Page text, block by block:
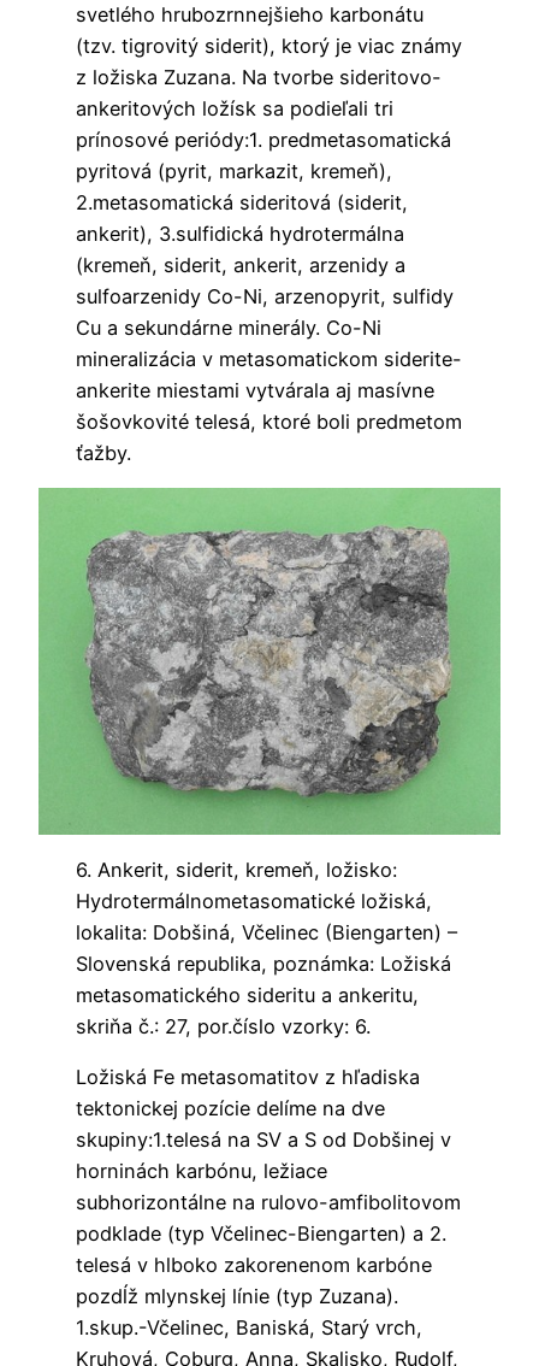
svetlého hrubozrnnejšieho karbonátu
(tzv. tigrovitý siderit), ktorý je viac známy
z ložiska Zuzana. Na tvorbe sideritovo-
ankeritových ložísk sa podieľali tri
prínosové periódy:1. predmetasomatická
pyritová (pyrit, markazit, kremeň),
2.metasomatická sideritová (siderit,
ankerit), 3.sulfidická hydrotermálna
(kremeň, siderit, ankerit, arzenidy a
sulfoarzenidy Co-Ni, arzenopyrit, sulfidy
Cu a sekundárne minerály. Co-Ni
mineralizácia v metasomatickom siderite-
ankerite miestami vytvárala aj masívne
šošovkovité telesá, ktoré boli predmetom
ťažby.
6. Ankerit, siderit, kremeň, ložisko:
Hydrotermálnometasomatické ložiská,
lokalita: Dobšiná, Včelinec (Biengarten) –
Slovenská republika, poznámka: Ložiská
metasomatického sideritu a ankeritu,
skriňa č.: 27, por.číslo vzorky: 6.
Ložiská Fe metasomatitov z hľadiska
tektonickej pozície delíme na dve
skupiny:1.telesá na SV a S od Dobšinej v
horninách karbónu, ležiace
subhorizontálne na rulovo-amfibolitovom
podklade (typ Včelinec-Biengarten) a 2.
telesá v hlboko zakorenenom karbóne
pozdĺž mlynskej línie (typ Zuzana).
1.skup.-Včelinec, Baniská, Starý vrch,
Kruhová, Coburg, Anna, Skalisko, Rudolf,